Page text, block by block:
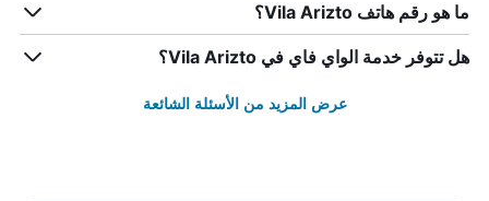
ما هو رقم هاتف Vila Arizto؟
هل تتوفر خدمة الواي فاي في Vila Arizto؟
عرض المزيد من الأسئلة الشائعة